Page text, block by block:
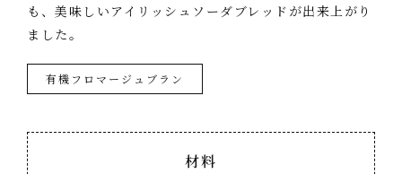
も、美味しいアイリッシュソーダブレッドが出来上がり
ました。
有機フロマージュブラン
材料